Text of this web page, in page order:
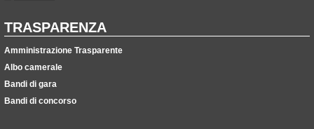
TRASPARENZA
Amministrazione Trasparente
Albo camerale
Bandi di gara
Bandi di concorso